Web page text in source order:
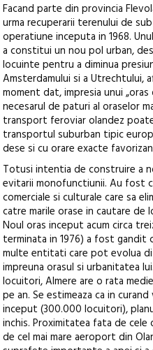
Facand parte din provincia
urma recuperarii terenului de
operatiune inceputa in 1968.
a constitui un nou pol urban,
locuinte pentru a diminua
Amsterdamului si a Utrechtului,
moment dat, impresia unui
necesarul de paturi al oraselor
transport feroviar olandez
transportul suburban tipic
dese si cu orare exacte
Totusi intentia de construire a
evitarii monofunctiunii. Au fost
comerciale si culturale care sa
catre marile orase in cautare de
Noul oras inceput acum circa
terminata in 1976) a fost gandit
multe entitati care pot evolua
impreuna orasul si urbanitatea
locuitori, Almere are o rata
pe an. Se estimeaza ca in
inceput (300.000 locuitori),
inchis. Proximitatea fata de
de cel mai mare aeroport din